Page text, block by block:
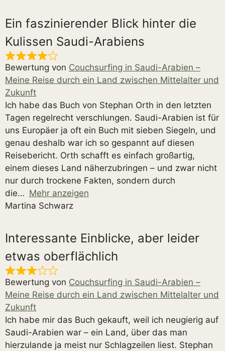
Ein faszinierender Blick hinter die
Kulissen Saudi-Arabiens
Bewertung von Couchsurfing in Saudi-Arabien –
Meine Reise durch ein Land zwischen Mittelalter und
Zukunft
Ich habe das Buch von Stephan Orth in den letzten
Tagen regelrecht verschlungen. Saudi-Arabien ist für
uns Europäer ja oft ein Buch mit sieben Siegeln, und
genau deshalb war ich so gespannt auf diesen
Reisebericht. Orth schafft es einfach großartig,
einem dieses Land näherzubringen – und zwar nicht
nur durch trockene Fakten, sondern durch
die
Mehr anzeigen
Martina Schwarz
Interessante Einblicke, aber leider
etwas oberflächlich
Bewertung von Couchsurfing in Saudi-Arabien –
Meine Reise durch ein Land zwischen Mittelalter und
Zukunft
Ich habe mir das Buch gekauft, weil ich neugierig auf
Saudi-Arabien war – ein Land, über das man
hierzulande ja meist nur Schlagzeilen liest. Stephan